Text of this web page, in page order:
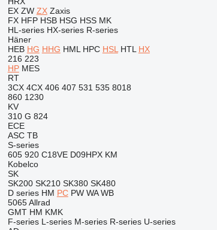
EX ZW ZX Zaxis
FX HFP HSB HSG HSS MK
HL-series HX-series R-series
Häner
HEB HG HHG HML HPC HSL HTL HX
216 223
HP MES
RT
3CX 4CX 406 407 531 535 8018
860 1230
KV
310 G 824
ECE
ASC TB
S-series
605 920 C18VE D09HPX KM
Kobelco
SK
SK200 SK210 SK380 SK480
D series HM PC PW WA WB
5065 Allrad
GMT HM KMK
F-series L-series M-series R-series U-series